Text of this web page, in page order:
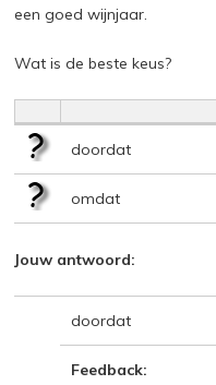
een goed wijnjaar.
Wat is de beste keus?
doordat
omdat
Jouw antwoord:
doordat
Feedback: